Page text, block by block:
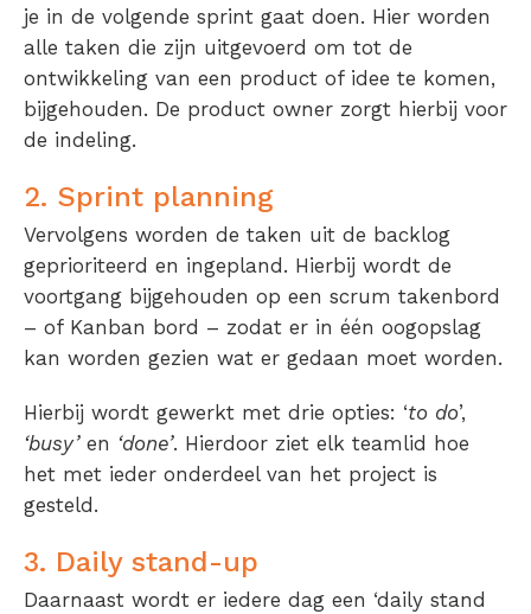
je in de volgende sprint gaat doen. Hier worden
alle taken die zijn uitgevoerd om tot de
ontwikkeling van een product of idee te komen,
bijgehouden. De product owner zorgt hierbij voor
de indeling.
2. Sprint planning
Vervolgens worden de taken uit de backlog
geprioriteerd en ingepland. Hierbij wordt de
voortgang bijgehouden op een scrum takenbord
– of Kanban bord – zodat er in één oogopslag
kan worden gezien wat er gedaan moet worden.
Hierbij wordt gewerkt met drie opties: ‘to do’,
‘busy’en ‘done’. Hierdoor ziet elk teamlid hoe
het met ieder onderdeel van het project is
gesteld.
3. Daily stand-up
Daarnaast wordt er iedere dag een ‘daily stand